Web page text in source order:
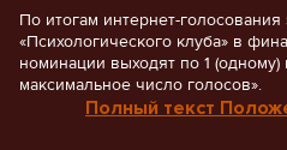
По итогам интернет-
«Психологического клуба» в
номинации выходят по 1
максимальное число голосов».
Полный текст